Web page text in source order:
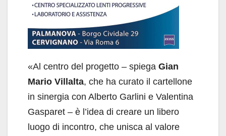
«Al centro del progetto – spiega Gian
Mario Villalta, che ha curato il cartellone
in sinergia con Alberto Garlini e Valentina
Gasparet – è l’idea di creare un libero
luogo di incontro, che unisca al valore